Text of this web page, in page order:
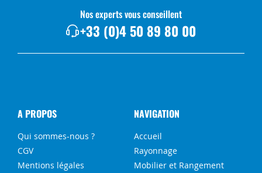
Nos experts vous conseillent
+33 (0)4 50 89 80 00
A PROPOS
Qui sommes-nous ?
CGV
Mentions légales
NAVIGATION
Accueil
Rayonnage
Mobilier et Rangement